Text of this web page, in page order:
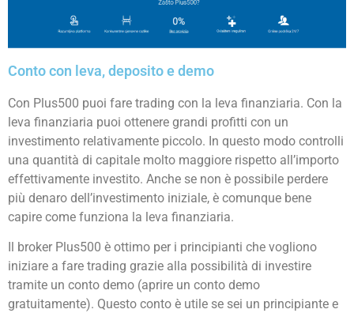
Conto con leva, deposito e demo
Con Plus500 puoi fare trading con la leva finanziaria. Con la
leva finanziaria puoi ottenere grandi profitti con un
investimento relativamente piccolo. In questo modo controlli
una quantità di capitale molto maggiore rispetto all’importo
effettivamente investito. Anche se non è possibile perdere
più denaro dell’investimento iniziale, è comunque bene
capire come funziona la leva finanziaria.
Il broker Plus500 è ottimo per i principianti che vogliono
iniziare a fare trading grazie alla possibilità di investire
tramite un conto demo (aprire un conto demo
gratuitamente). Questo conto è utile se sei un principiante e